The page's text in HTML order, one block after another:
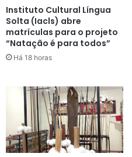
Instituto Cultural Língua
Solta (Iacls) abre
matrículas para o projeto
“Natação é para todos”
Há 18 horas